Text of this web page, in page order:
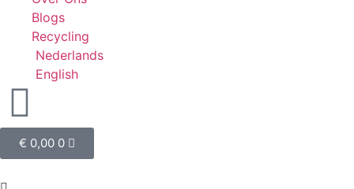
Blogs
Recycling
Nederlands
English
€ 0,00 0